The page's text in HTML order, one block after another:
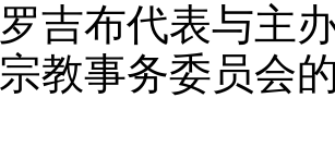
罗吉布代表与主
宗教事务委员会